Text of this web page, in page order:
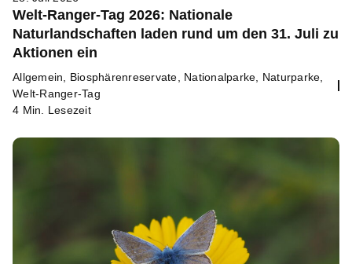
Welt-Ranger-Tag 2026: Nationale
Naturlandschaften laden rund um den 31. Juli zu
Aktionen ein
Allgemein Biosphärenreservate Nationalparke Naturparke
Welt-Ranger-Tag
4 Min. Lesezeit